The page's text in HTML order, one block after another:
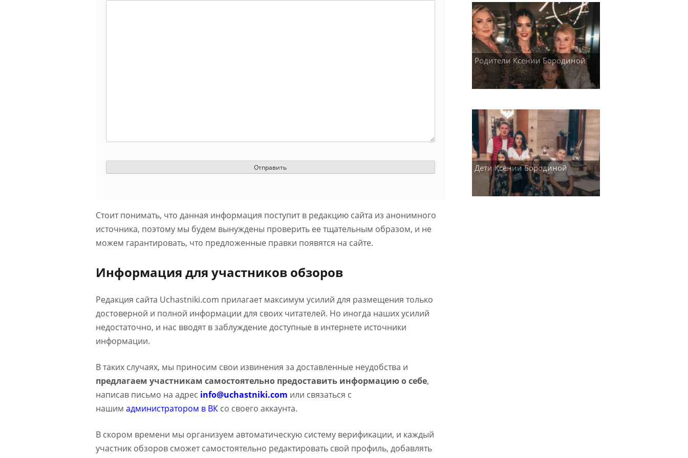
Стоит понимать, что данная информация поступит в редакцию сайта из анонимного
источника, поэтому мы будем вынуждены проверить ее тщательным образом, и не
можем гарантировать, что предложенные правки появятся на сайте.
Информация для участников обзоров
Редакция сайта Uchastniki.com прилагает максимум усилий для размещения только
достоверной и полной информации для своих читателей. Но иногда наших усилий
недостаточно, и нас вводят в заблуждение доступные в интернете источники
информации.
В таких случаях, мы приносим свои извинения за доставленные неудобства и
предлагаем участникам самостоятельно предоставить информацию о себе,
написав письмо на адрес info@uchastniki.com или связаться с
нашим администратором в ВК со своего аккаунта.
В скором времени мы организуем автоматическую систему верификации, и каждый
участник обзоров сможет самостоятельно редактировать свой профиль, добавлять
Родители Ксении Бородиной
Дети Ксении Бородиной